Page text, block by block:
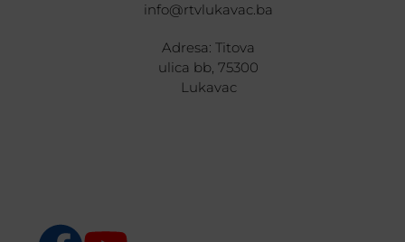
info@rtvlukavac.ba
Adresa: Titova
ulica bb, 75300
Lukavac